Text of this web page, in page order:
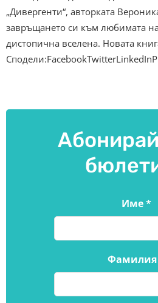
„Дивергенти“, авторката
завръщането си към любимата
дистопична вселена. Новата
Име*
Фамилия